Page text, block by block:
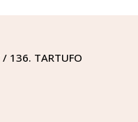
/ 136. TARTUFO